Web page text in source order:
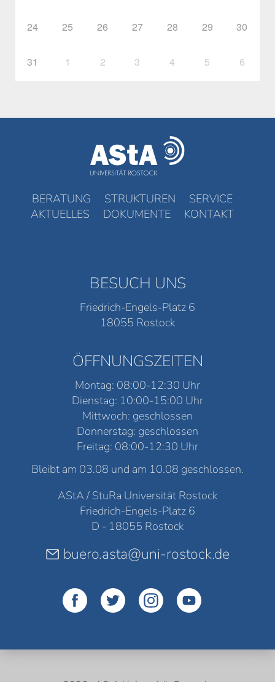
24 25 26 27 28 29 30
31 1 2 3 4 5 6
BERATUNG STRUKTUREN
SERVICE
AKTUELLES
DOKUMENTE KONTAKT
BESUCH UNS
Friedrich-Engels-Platz 6
18055 Rostock
ÖFFNUNGSZEITEN
Montag: 08:00-12:30 Uhr
Dienstag: 10:00-15:00 Uhr
Mittwoch: geschlossen
Donnerstag: geschlossen
Freitag: 08:00-12:30 Uhr
Bleibt am 03.08 und am 10.08 geschlossen.
AStA / StuRa Universität Rostock
Friedrich-Engels-Platz 6
D - 18055 Rostock
buero.asta@uni-rostock.de